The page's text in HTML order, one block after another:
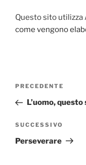
Questo sito
come vengono
Navigazione
Articolo
precedente:
PRECEDENTE
L’uomo,
Articolo
successivo
SUCCESSIVO
Perseverare